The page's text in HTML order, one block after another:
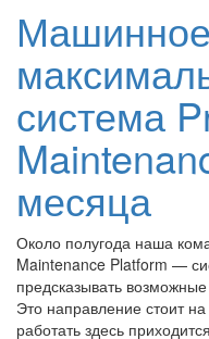
система
месяца
Около полугода наша
Maintenance Platform —
предсказывать
Это направление стоит
работать здесь